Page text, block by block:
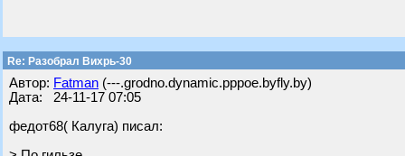
Re: Разобрал Вихрь-30
Автор: Fatman (---.grodno.dynamic.pppoe.byfly.by)
Дата: 24-11-17 07:05
федот68( Калуга) писал: